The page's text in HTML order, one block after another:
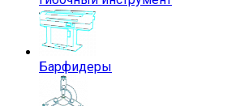
Барфидеры